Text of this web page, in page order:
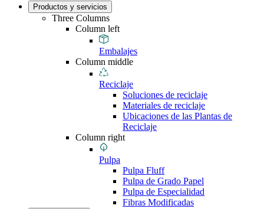
Productos y servicios
Three Columns
Column left
Embalajes
Column middle
Reciclaje
Soluciones de reciclaje
Materiales de reciclaje
Ubicaciones de las Plantas de
Reciclaje
Column right
Pulpa
Pulpa Fluff
Pulpa de Grado Papel
Pulpa de Especialidad
Fibras Modificadas